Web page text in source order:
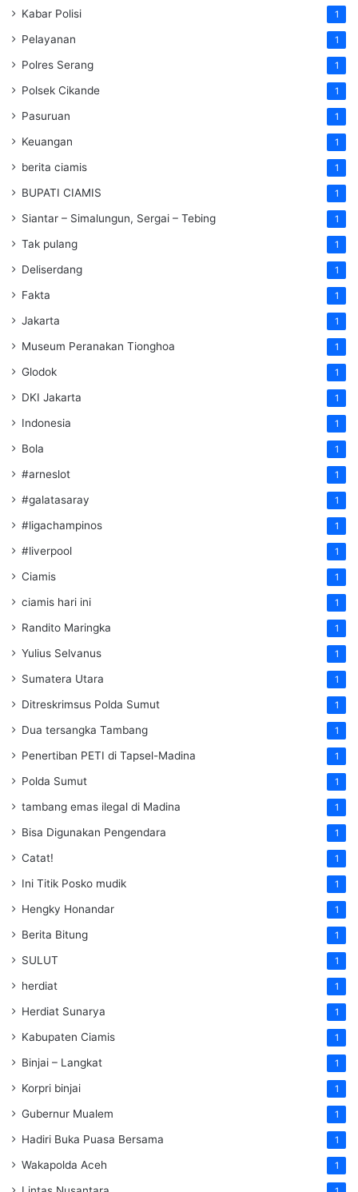
Kabar Polisi 1
Pelayanan 1
Polres Serang 1
Polsek Cikande 1
Pasuruan 1
Keuangan 1
berita ciamis 1
BUPATI CIAMIS 1
Siantar – Simalungun, Sergai – Tebing 1
Tak pulang 1
Deliserdang 1
Fakta 1
Jakarta 1
Museum Peranakan Tionghoa 1
Glodok 1
DKI Jakarta 1
Indonesia 1
Bola 1
#arneslot 1
#galatasaray 1
#ligachampinos 1
#liverpool 1
Ciamis 1
ciamis hari ini 1
Randito Maringka 1
Yulius Selvanus 1
Sumatera Utara 1
Ditreskrimsus Polda Sumut 1
Dua tersangka Tambang 1
Penertiban PETI di Tapsel-Madina 1
Polda Sumut 1
tambang emas ilegal di Madina 1
Bisa Digunakan Pengendara 1
Catat! 1
Ini Titik Posko mudik 1
Hengky Honandar 1
Berita Bitung 1
SULUT 1
herdiat 1
Herdiat Sunarya 1
Kabupaten Ciamis 1
Binjai – Langkat 1
Korpri binjai 1
Gubernur Mualem 1
Hadiri Buka Puasa Bersama 1
Wakapolda Aceh 1